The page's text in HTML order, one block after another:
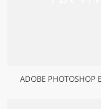
ADOBE PHOTOSHOP